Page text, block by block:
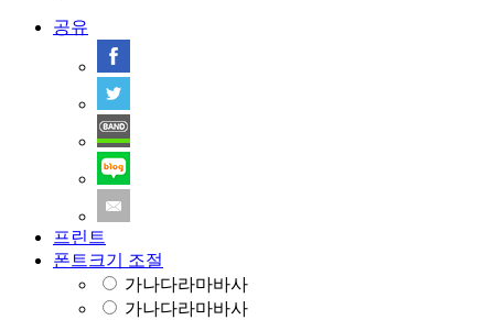
공유
프린트
폰트크기 조절
가나다라마바사
가나다라마바사